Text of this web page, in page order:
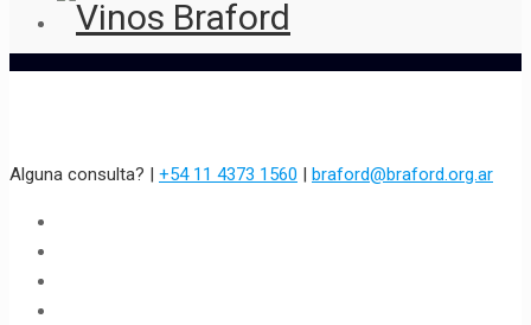
Alguna consulta? | +54 11 4373 1560 | braford@braford.org.ar